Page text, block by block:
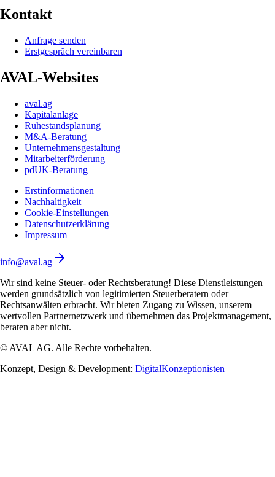
Kontakt
Anfrage senden
Erstgespräch vereinbaren
AVAL-Websites
aval.ag
Kapitalanlage
Ruhestandsplanung
M&A-Beratung
Unternehmensgestaltung
Mitarbeiterförderung
pdUK-Beratung
Erstinformationen
Nachhaltigkeit
Cookie-Einstellungen
Datenschutzerklärung
Impressum
info@aval.ag
Wir sind keine Steuer- oder Rechtsberatung! Diese Dienstleistungen
werden grundsätzlich von legitimierten Steuerberatern oder
Rechtsanwälten erbracht. Wir bieten Zugang zu Wissen, unserem
wertvollen Partnernetzwerk und übernehmen das Projektmanagement,
beraten aber nicht.
© AVAL AG. Alle Rechte vorbehalten.
Konzept, Design & Development: DigitalKonzeptionisten